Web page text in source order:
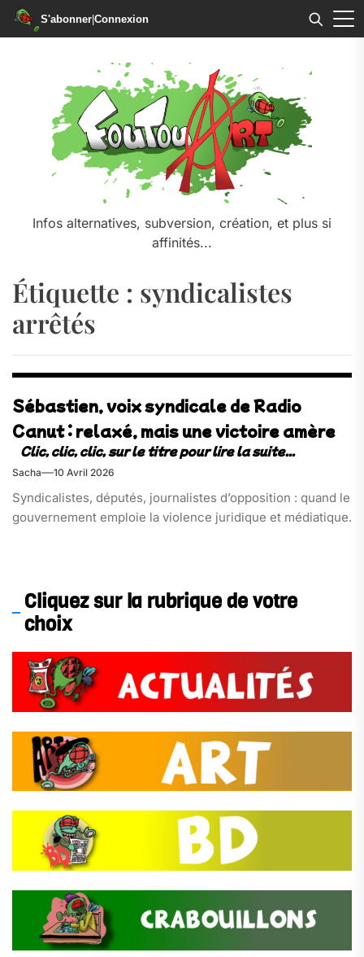
S'abonner|Connexion
Infos alternatives, subversion, création, et plus si
affinités...
Étiquette : syndicalistes
arrêtés
Sébastien, voix syndicale de Radio
Canut : relaxé, mais une victoire amère
Sacha 10 Avril 2026
Syndicalistes, députés, journalistes d’opposition : quand le
gouvernement emploie la violence juridique et médiatique.
Cliquez sur la rubrique de votre
choix